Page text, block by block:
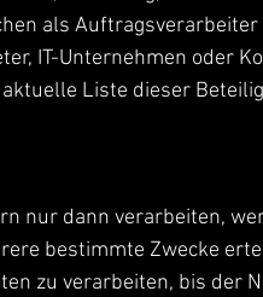
als
IT-Unternehmen oder
Liste dieser
nur dann verarbeiten,
bestimmte Zwecke
zu verarbeiten, bis der